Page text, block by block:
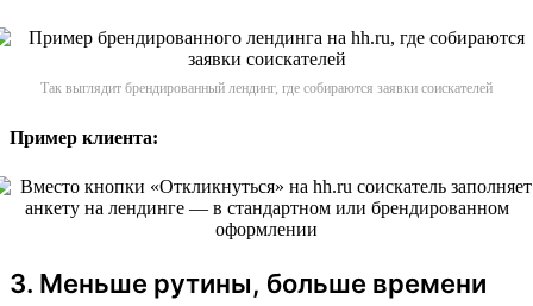
Так выглядит брендированный лендинг, где собираются заявки соискателей
Пример клиента:
3. Меньше рутины, больше времени